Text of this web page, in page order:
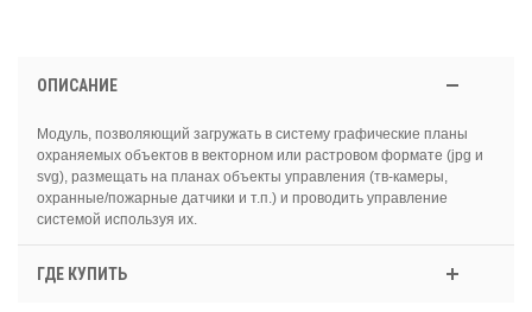
ОПИСАНИЕ
Модуль, позволяющий загружать в систему графические планы
охраняемых объектов в векторном или растровом формате (jpg и
svg), размещать на планах объекты управления (тв-камеры,
охранные/пожарные датчики и т.п.) и проводить управление
системой используя их.
ГДЕ КУПИТЬ